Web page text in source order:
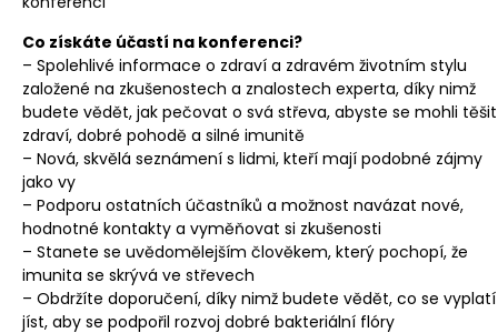
Co získáte účastí na konferenci?
– Spolehlivé informace o zdraví a zdravém životním stylu
založené na zkušenostech a znalostech experta, díky nimž
budete vědět, jak pečovat o svá střeva, abyste se mohli těšit
zdraví, dobré pohodě a silné imunitě
– Nová, skvělá seznámení s lidmi, kteří mají podobné zájmy
jako vy
– Podporu ostatních účastníků a možnost navázat nové,
hodnotné kontakty a vyměňovat si zkušenosti
– Stanete se uvědomělejším člověkem, který pochopí, že
imunita se skrývá ve střevech
– Obdržíte doporučení, díky nimž budete vědět, co se vyplatí
jíst, aby se podpořil rozvoj dobré bakteriální flóry